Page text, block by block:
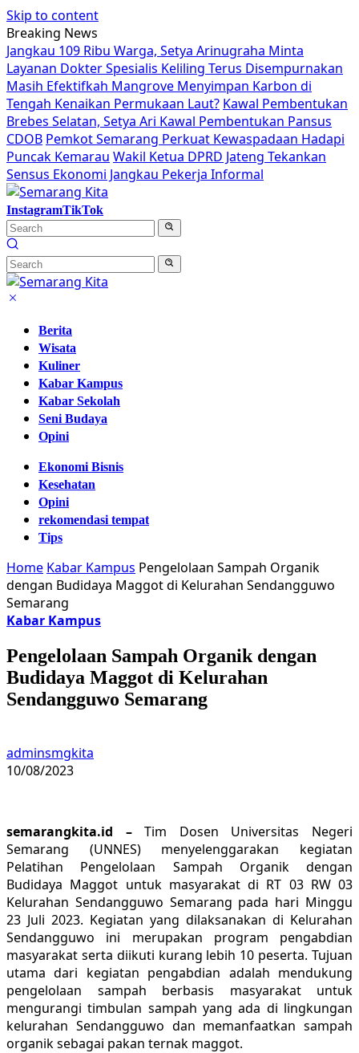
Skip to content
Breaking News
Jangkau 109 Ribu Warga, Setya Arinugraha Minta
Layanan Dokter Spesialis Keliling Terus Disempurnakan
Masih Efektifkah Mangrove Menyimpan Karbon di
Tengah Kenaikan Permukaan Laut? Kawal Pembentukan
Brebes Selatan, Setya Ari Kawal Pembentukan Pansus
CDOB Pemkot Semarang Perkuat Kewaspadaan Hadapi
Puncak Kemarau Wakil Ketua DPRD Jateng Tekankan
Sensus Ekonomi Jangkau Pekerja Informal
InstagramTikTok
Berita
Wisata
Kuliner
Kabar Kampus
Kabar Sekolah
Seni Budaya
Opini
Ekonomi Bisnis
Kesehatan
Opini
rekomendasi tempat
Tips
Home Kabar Kampus Pengelolaan Sampah Organik
dengan Budidaya Maggot di Kelurahan Sendangguwo
Semarang
Kabar Kampus
Pengelolaan Sampah Organik dengan
Budidaya Maggot di Kelurahan
Sendangguwo Semarang
adminsmgkita
10/08/2023
semarangkita.id –Tim Dosen Universitas Negeri
Semarang (UNNES) menyelenggarakan kegiatan
Pelatihan Pengelolaan Sampah Organik dengan
Budidaya Maggot untuk masyarakat di RT 03 RW 03
Kelurahan Sendangguwo Semarang pada hari Minggu
23 Juli 2023. Kegiatan yang dilaksanakan di Kelurahan
Sendangguwo ini merupakan program pengabdian
masyarakat serta diikuti kurang lebih 10 peserta. Tujuan
utama dari kegiatan pengabdian adalah mendukung
pengelolaan sampah berbasis masyarakat untuk
mengurangi timbulan sampah yang ada di lingkungan
kelurahan Sendangguwo dan memanfaatkan sampah
organik sebagai pakan ternak maggot.